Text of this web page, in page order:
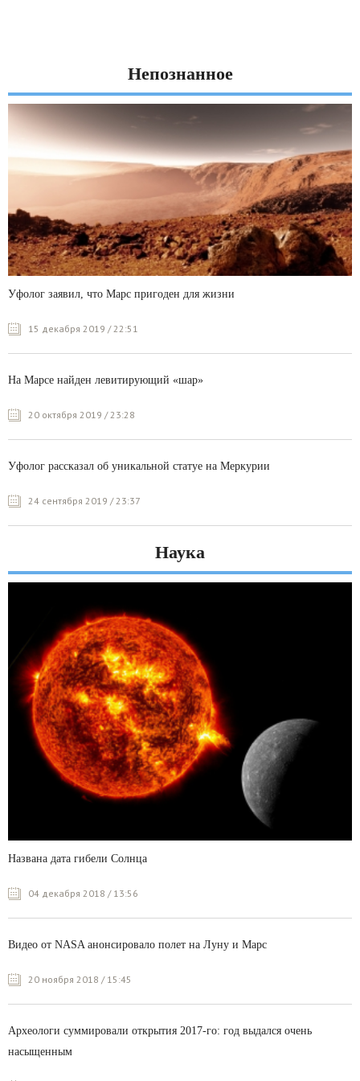
Непознанное
Уфолог заявил, что Марс пригоден для жизни
15 декабря 2019 / 22:51
На Марсе найден левитирующий «шар»
20 октября 2019 / 23:28
Уфолог рассказал об уникальной статуе на Меркурии
24 сентября 2019 / 23:37
Наука
Названа дата гибели Солнца
04 декабря 2018 / 13:56
Видео от NASA анонсировало полет на Луну и Марс
20 ноября 2018 / 15:45
Археологи суммировали открытия 2017-го: год выдался очень
насыщенным